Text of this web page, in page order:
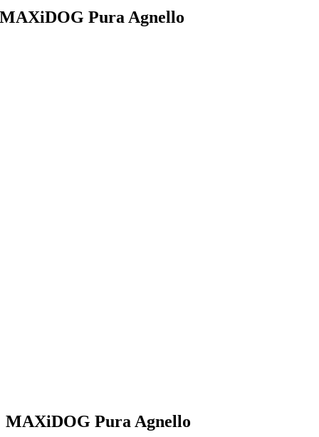
Salta
al
MAXiDOG Pura Agnello
MAXiDOG Pura Agnello